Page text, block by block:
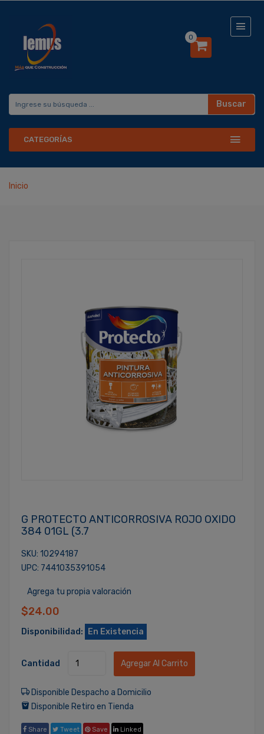
0
Buscar
CATEGORÍAS
Inicio
G PROTECTO ANTICORROSIVA ROJO OXIDO
384 01GL (3.7
SKU: 10294187
UPC: 7441035391054
Agrega tu propia valoración
$24.00
Disponibilidad: En Existencia
Cantidad Agregar Al Carrito
Disponible Despacho a Domicilio
Disponible Retiro en Tienda
Share Tweet Save Linked